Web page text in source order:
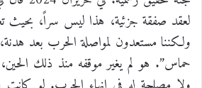
لعقد صفقة جزئية، هذا ليس سراً، بحيث
ولكننا مستعدون لمواصلة الحرب بعد
حماس”. هو لم يغير موقفه منذ ذلك